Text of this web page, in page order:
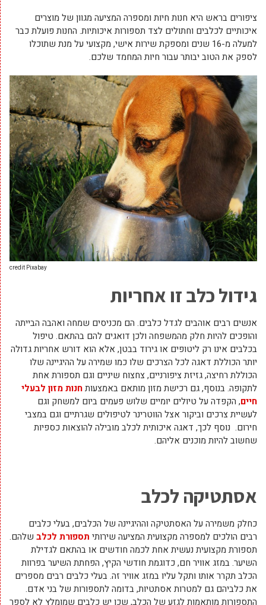
ציפורים בראש היא חנות חיות ומספרה המציעה מגוון של מוצרים
איכותיים לכלבים וחתולים לצד תספורות איכותיות. החנות פועלת כבר
למעלה מ-16 שנים ומספקת שירות אישי, מקצועי על מנת שתוכלו
לספק את הטוב יבותר עבור חיות המחמד שלכם.
credit Pixabay
גידול כלב זו אחריות
אנשים רבים אוהבים לגדל כלבים. הם מכניסים שמחה ואהבה הבייתה
והופכים להיות חלק מהמשפחה ולכן דואגים להם בהתאם. טיפול
בכלבים אינו רק ליטופים או גירוד בבטן, אלא הוא דורש אחריות גדולה
יותר הכוללת דאגה לכל הצרכים שלו כמו שמירה על ההיגיינה שלו
הכוללת רחיצה, גזיזת ציפורניים, צחצוח שיניים וגם תספורת אחת
לתקופה. בנוסף, גם רכישת מזון מותאם באמצעותחנות מזון לבעלי
חיים, הקפדה על טיולים יומיים שלוש פעמים ביום למשחק וגם
לעשיית צרכים וביקור אצל הווטרינר לטיפולים שגרתיים וגם במצבי
חירום. נוסף לכך, דאגה איכותית לכלב מובילה להוצאות כספיות
שחשוב להיות מוכנים אליהם.
אסתטיקה לכלב
כחלק משמירה על האסתטיקה וההיגיינה של הכלבים, בעלי כלבים
רבים הולכים למספרה מקצועית המציעה שירותי תספורת לכלב שלהם.
תספורת מקצועית נעשית אחת לכמה חודשים או בהתאם לגדילת
השיער. במזג אוויר חם, כדוגמת חודשי הקיץ, הפחתת השיער בפרוות
הכלב תקרר אותו ותקל עליו במזג אוויר זה. בעלי כלבים רבים מספרים
את כלביהם גם למטרות אסתטיות, בדומה לתספורות של בני אדם.
התספורות מותאמות לגזע של הכלב, שכן יש כלבים שמומלץ לא לספר